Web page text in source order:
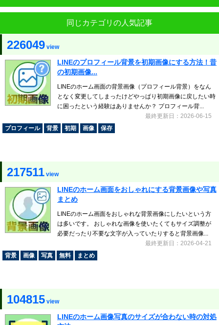
同じカテゴリの人気記事
226049 view
LINEのプロフィール背景を初期画像にする方法！昔
の初期画像...
LINEのホーム画面の背景画像（プロフィール背景）をなん
となく変更してしまったけどやっぱり初期画像に戻したい時
に困ったという経験はありませんか？ プロフィール背...
最終更新日：2026-06-15
プロフィール
背景 初期 画像 保存
217511 view
LINEのホーム画面をおしゃれにする背景画像や写真
まとめ
LINEのホーム画面をおしゃれな背景画像にしたいという方
は多いです。 おしゃれな画像を使いたくてもサイズ調整が
必要だったり不要な文字が入っていたりすると背景画像...
最終更新日：2026-04-21
背景
画像 写真 無料 まとめ
104815 view
LINEのホーム画像写真のサイズが合わない時の対処